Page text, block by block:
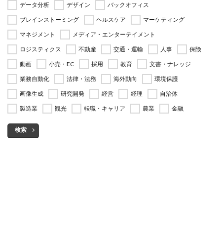
データ分析
デザイン
バックオフィス
ブレインストーミング
ヘルスケア
マーケティング
マネジメント
メディア・エンターテイメント
ロジスティクス
不動産 交通・運輸 人事
保険
動画
小売・EC 採用 教育
文書・ナレッジ
業務自動化
法律・法務 海外動向
環境保護
画像生成
研究開発 経営 経理
自治体
製造業
観光 転職・キャリア 農業 金融
検索